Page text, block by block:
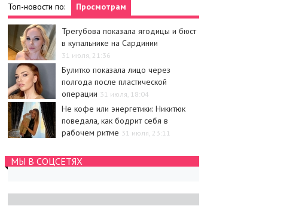
Топ-новости по: Просмотрам
Трегубова показала ягодицы и бюст
в купальнике на Сардинии
31 июля, 21:36
Булитко показала лицо через
полгода после пластической
операции 31 июля, 18:04
Не кофе или энергетики: Никитюк
поведала, как бодрит себя в
рабочем ритме 31 июля, 23:11
МЫ В СОЦСЕТЯХ